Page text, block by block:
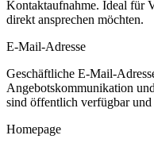
Kontaktaufnahme. Ideal für
direkt ansprechen möchten.
E-Mail-Adresse
Geschäftliche E-Mail-
Angebotskommunikation
sind öffentlich verfügbar
Homepage